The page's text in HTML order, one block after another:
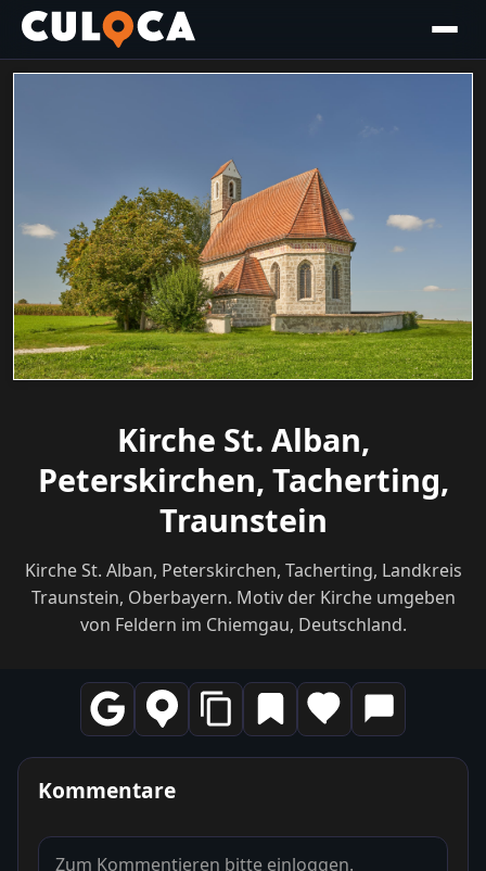
Kirche St. Alban,
Peterskirchen, Tacherting,
Traunstein
Kirche St. Alban, Peterskirchen, Tacherting, Landkreis
Traunstein, Oberbayern. Motiv der Kirche umgeben
von Feldern im Chiemgau, Deutschland.
Kommentare